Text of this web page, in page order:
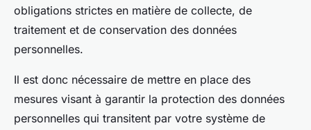
obligations strictes en matière de collecte, de
traitement et de conservation des données
personnelles.
Il est donc nécessaire de mettre en place des
mesures visant à garantir la protection des données
personnelles qui transitent par votre système de